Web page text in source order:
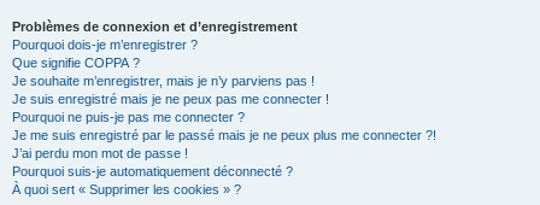
Problèmes de connexion et d’enregistrement
Pourquoi dois-je m’enregistrer ?
Que signifie COPPA ?
Je souhaite m’enregistrer, mais je n’y parviens pas !
Je suis enregistré mais je ne peux pas me connecter !
Pourquoi ne puis-je pas me connecter ?
Je me suis enregistré par le passé mais je ne peux plus me connecter ?!
J’ai perdu mon mot de passe !
Pourquoi suis-je automatiquement déconnecté ?
À quoi sert « Supprimer les cookies » ?